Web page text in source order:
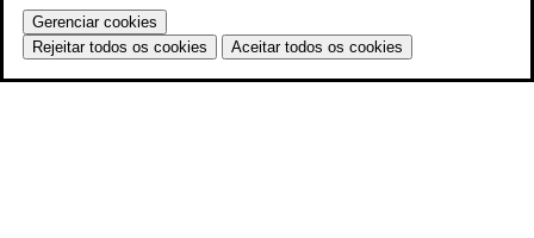
Gerenciar cookies
Rejeitar todos os cookies
Aceitar todos os cookies